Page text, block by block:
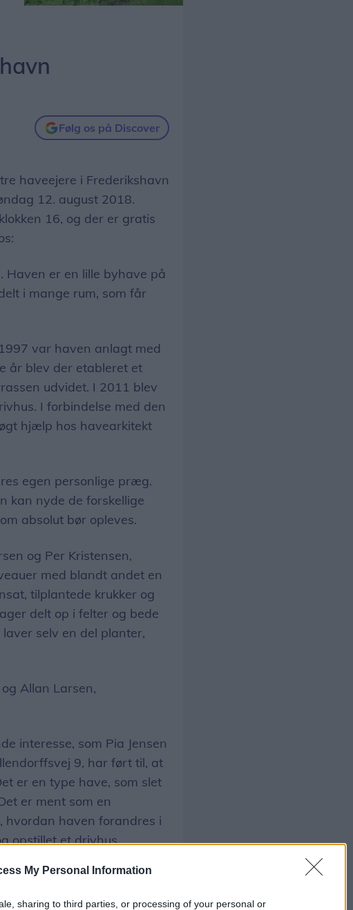
My Personal Information
sharing to third parties, or processing of your personal or
Følg os på Discover
haveejere i Frederikshavn
12. august 2018.
16, og der er gratis
Haven er en lille byhave på
i mange rum, som får
var haven anlagt med
år blev der etableret et
udvidet. I 2011 blev
I forbindelse med den
hjælp hos havearkitekt
egen personlige præg.
kan nyde de forskellige
absolut bør opleves.
og Per Kristensen,
med blandt andet en
tilplantede krukker og
delt op i felter og bede
selv en del planter,
Allan Larsen,
interesse, som Pia Jensen
9, har ført til, at
er en type have, som slet
er ment som en
hvordan haven forandres i
opstillet et drivhus.
Del artikel